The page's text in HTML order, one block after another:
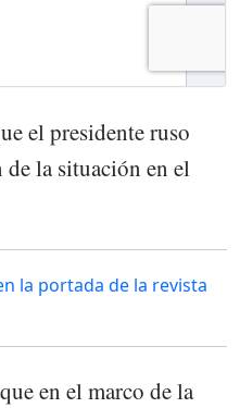
el presidente ruso
la situación en el
la portada de la revista
en el marco de la